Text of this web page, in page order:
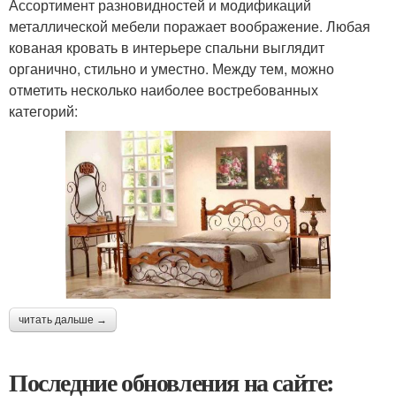
Ассортимент разновидностей и модификаций
металлической мебели поражает воображение. Любая
кованая кровать в интерьере спальни выглядит
органично, стильно и уместно. Между тем, можно
отметить несколько наиболее востребованных
категорий:
читать дальше →
Последние обновления на сайте: